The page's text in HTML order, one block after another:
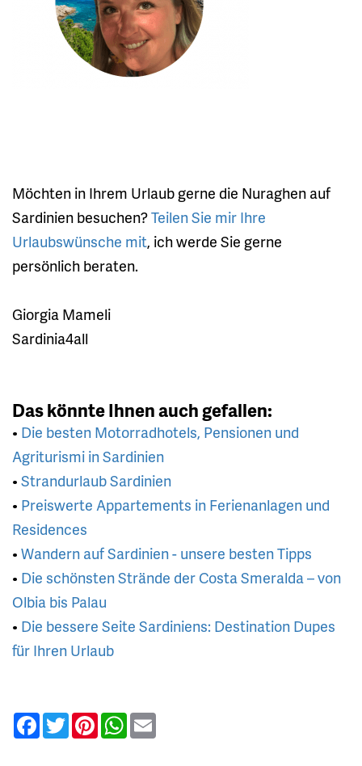
Möchten in Ihrem Urlaub gerne die Nuraghen auf
Sardinien besuchen?Teilen Sie mir Ihre
Urlaubswünsche mit, ich werde Sie gerne
persönlich beraten.
Giorgia Mameli
Sardinia4all
Das könnte Ihnen auch gefallen:
• Die besten Motorradhotels, Pensionen und
Agriturismi in Sardinien
• Strandurlaub Sardinien
• Preiswerte Appartements in Ferienanlagen und
Residences
• Wandern auf Sardinien - unsere besten Tipps
• Die schönsten Strände der Costa Smeralda – von
Olbia bis Palau
• Die bessere Seite Sardiniens: Destination Dupes
für Ihren Urlaub
Facebook
TwitterPinterestWhatsApp